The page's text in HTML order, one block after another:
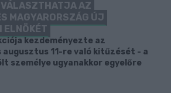
AZ
MAGYARORSZÁG ÚJ
ELNÖKÉT
kezdeményezte az
11-re való kitűzését - a
személye ugyanakkor egyelőre